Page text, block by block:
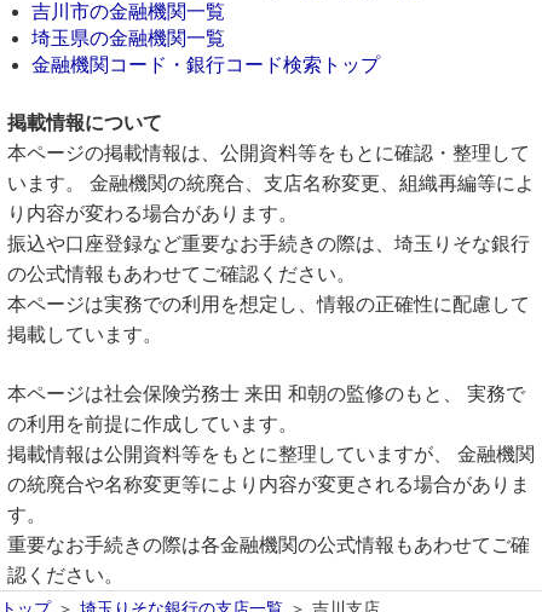
吉川市の金融機関一覧
埼玉県の金融機関一覧
金融機関コード・銀行コード検索トップ
掲載情報について
本ページの掲載情報は、公開資料等をもとに確認・整理して
います。 金融機関の統廃合、支店名称変更、組織再編等によ
り内容が変わる場合があります。
振込や口座登録など重要なお手続きの際は、埼玉りそな銀行
の公式情報もあわせてご確認ください。
本ページは実務での利用を想定し、情報の正確性に配慮して
掲載しています。
本ページは社会保険労務士 来田 和朝の監修のもと、 実務で
の利用を前提に作成しています。
掲載情報は公開資料等をもとに整理していますが、 金融機関
の統廃合や名称変更等により内容が変更される場合がありま
す。
重要なお手続きの際は各金融機関の公式情報もあわせてご確
認ください。